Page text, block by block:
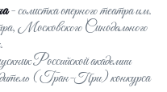
- солистка оперного театра им.
Московского Синодального
Российской академии
(Гран-При) конкурса